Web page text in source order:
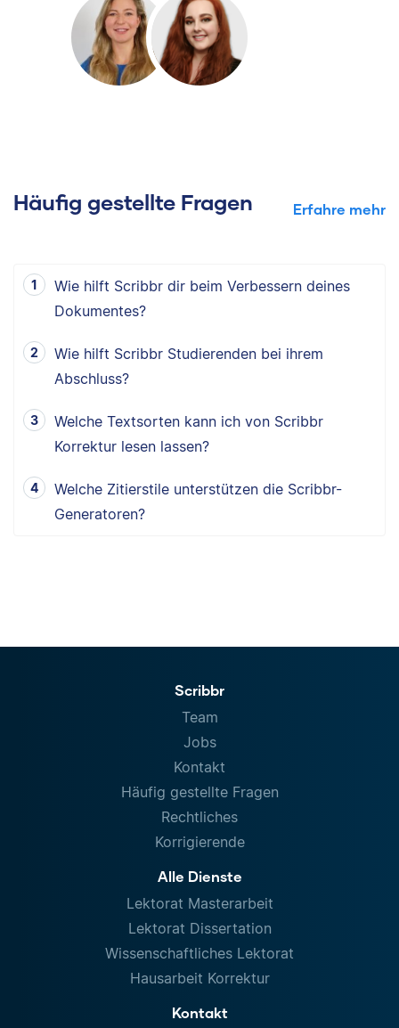
Häufig gestellte Fragen Erfahre mehr
Wie hilft Scribbr dir beim Verbessern deines
Dokumentes?
Wie hilft Scribbr Studierenden bei ihrem
Abschluss?
Welche Textsorten kann ich von Scribbr
Korrektur lesen lassen?
Welche Zitierstile unterstützen die Scribbr-
Generatoren?
Scribbr
Team
Jobs
Kontakt
Häufig gestellte Fragen
Rechtliches
Korrigierende
Alle Dienste
Lektorat Masterarbeit
Lektorat Dissertation
Wissenschaftliches Lektorat
Hausarbeit Korrektur
Kontakt